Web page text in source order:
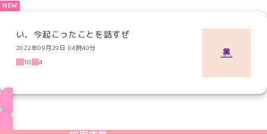
い、今起こったことを話すぜ
2022年09月29日 04時40分
10
4